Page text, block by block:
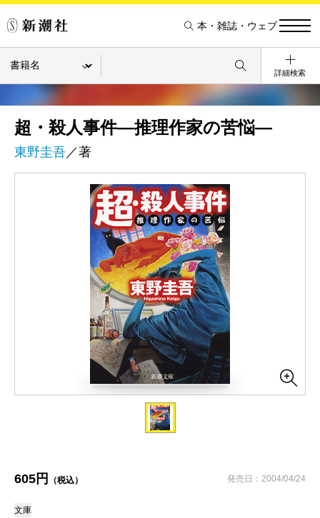
本・雑誌・ウェブ
詳細検索
超・殺人事件―推理作家の苦悩―
東野圭吾／著
605円 （税込） 発売日：2004/04/24
文庫